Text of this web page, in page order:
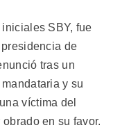
SBY, fue
de
tras un
y su
víctima del
en su favor.